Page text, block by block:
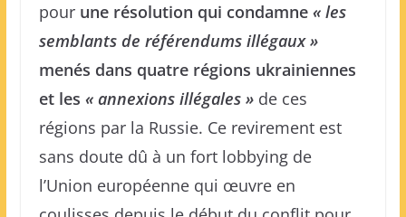
pour une résolution qui condamne « les
semblants de référendums illégaux »
menés dans quatre régions ukrainiennes
et les « annexions illégales »de ces
régions par la Russie. Ce revirement est
sans doute dû à un fort lobbying de
l’Union européenne qui œuvre en